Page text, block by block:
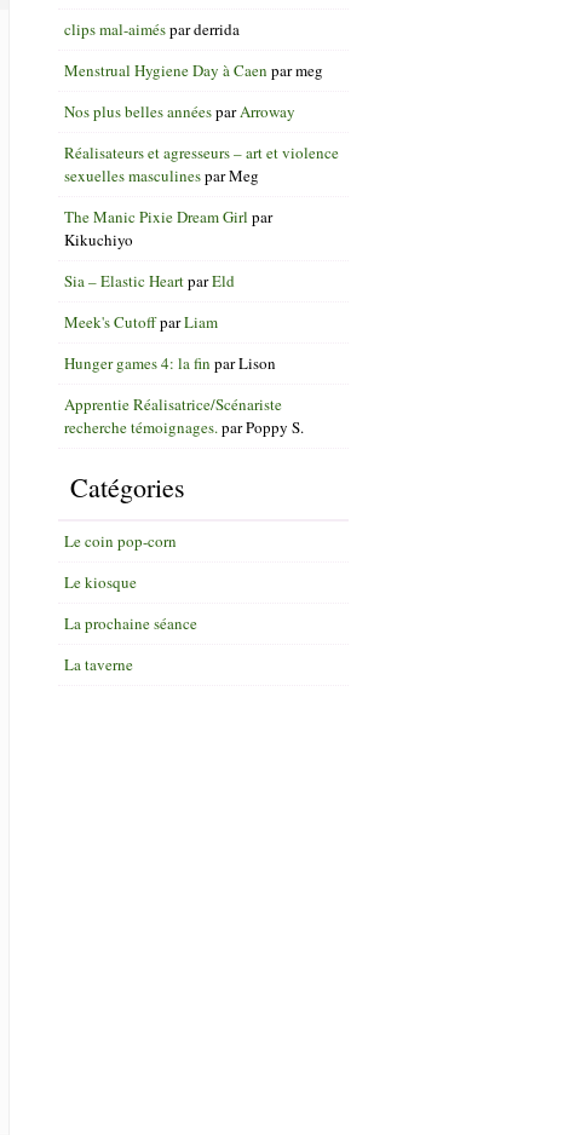
clips mal-aimésparderrida
Menstrual Hygiene Day à Caen parmeg
Nos plus belles annéesparArroway
Réalisateurs et agresseurs – art et violence
sexuelles masculinesparMeg
The Manic Pixie Dream Girl par
Kikuchiyo
Sia – Elastic HeartparEld
Meek's CutoffparLiam
Hunger games 4: la fin parLison
Apprentie Réalisatrice/Scénariste
recherche témoignages. parPoppy S.
Catégories
Le coin pop-corn
Le kiosque
La prochaine séance
La taverne